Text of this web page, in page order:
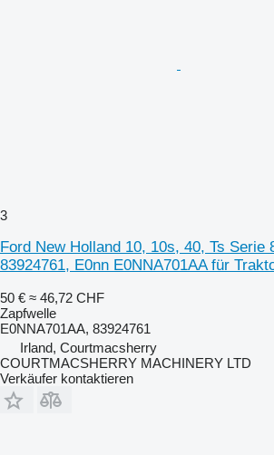
3
Ford New Holland 10, 10s, 40, Ts Serie
83924761, E0nn E0NNA701AA für
50 € ≈ 46,72 CHF
Zapfwelle
E0NNA701AA, 83924761
Irland, Courtmacsherry
COURTMACSHERRY MACHINERY LTD
Verkäufer kontaktieren